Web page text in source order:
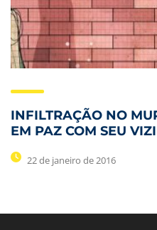
INFILTRAÇÃO NO
EM PAZ COM SEU
22 de janeiro de 2016